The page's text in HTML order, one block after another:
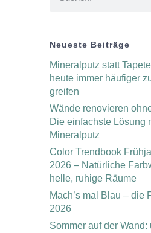
Neueste Beiträge
Mineralputz statt
heute immer häufiger
greifen
Wände renovieren
Die einfachste Lösung
Mineralputz
Color Trendbook
2026 – Natürliche
helle, ruhige Räume
Mach’s mal Blau – die
2026
Sommer auf der Wand: